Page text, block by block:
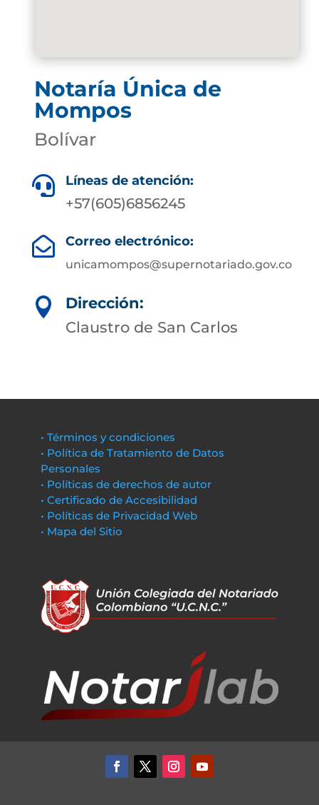
Notaría Única de
Mompos
Bolívar
 Líneas de atención:
+57(605)6856245
 Correo electrónico:
unicamompos@supernotariado.gov.co

Dirección:
Claustro de San Carlos
• Términos y condiciones
• Política de Tratamiento de Datos
Personales
• Políticas de derechos de autor
• Certificado de Accesibilidad
• Políticas de Privacidad Web
• Mapa del Sitio